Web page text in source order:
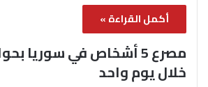
أكمل القراءة »
مصرع 5 أشخاص في سوريا
خلال يوم واحد